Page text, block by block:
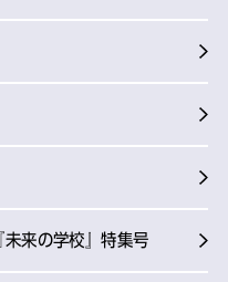
来の学校』特集号